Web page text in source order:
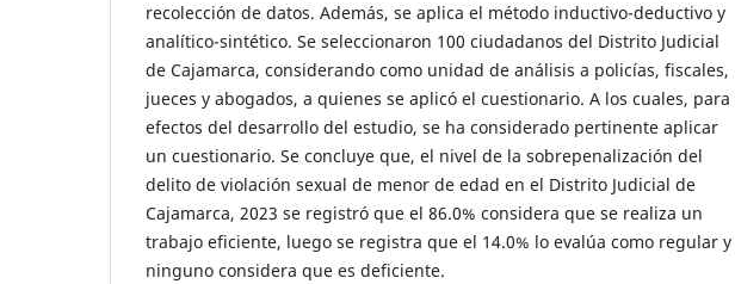
recolección de datos. Además, se aplica el método inductivo-deductivo y
analítico-sintético. Se seleccionaron 100 ciudadanos del Distrito Judicial
de Cajamarca, considerando como unidad de análisis a policías, fiscales,
jueces y abogados, a quienes se aplicó el cuestionario. A los cuales, para
efectos del desarrollo del estudio, se ha considerado pertinente aplicar
un cuestionario. Se concluye que, el nivel de la sobrepenalización del
delito de violación sexual de menor de edad en el Distrito Judicial de
Cajamarca, 2023 se registró que el 86.0% considera que se realiza un
trabajo eficiente, luego se registra que el 14.0% lo evalúa como regular y
ninguno considera que es deficiente.